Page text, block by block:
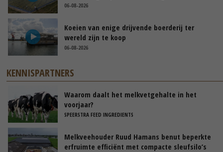
06-08-2026
Koeien van enige drijvende boerderij ter
wereld zijn te koop
06-08-2026
KENNISPARTNERS
Waarom daalt het melkvetgehalte in het
voorjaar?
SPEERSTRA FEED INGREDIENTS
Melkveehouder Ruud Hamans benut beperkte
erfruimte efficiënt met compacte sleufsilo’s